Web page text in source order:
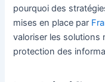
pourquoi des
mises en place par
valoriser les solutions
protection des